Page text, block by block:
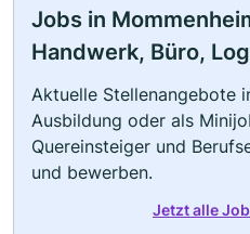
Jobs in
Handwerk, Büro,
Aktuelle Stellenangebote
Ausbildung oder als
Quereinsteiger und
und bewerben.
Jetzt alle